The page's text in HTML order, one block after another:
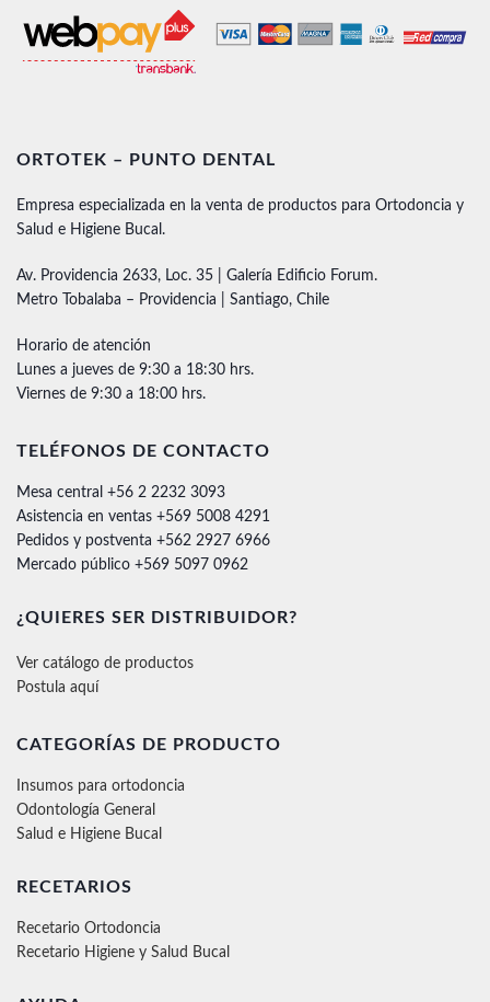
ORTOTEK – PUNTO DENTAL
Empresa especializada en la venta de productos para Ortodoncia y
Salud e Higiene Bucal.
Av. Providencia 2633, Loc. 35 | Galería Edificio Forum.
Metro Tobalaba – Providencia | Santiago, Chile
Horario de atención
Lunes a jueves de 9:30 a 18:30 hrs.
Viernes de 9:30 a 18:00 hrs.
TELÉFONOS DE CONTACTO
Mesa central +56 2 2232 3093
Asistencia en ventas +569 5008 4291
Pedidos y postventa +562 2927 6966
Mercado público +569 5097 0962
¿QUIERES SER DISTRIBUIDOR?
Ver catálogo de productos
Postula aquí
CATEGORÍAS DE PRODUCTO
Insumos para ortodoncia
Odontología General
Salud e Higiene Bucal
RECETARIOS
Recetario Ortodoncia
Recetario Higiene y Salud Bucal